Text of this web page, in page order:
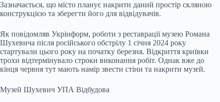
Зазначається, що місто планує накрити даний простір скляною
конструкцією та зберегти його для відвідувачів.
Як повідомляв Укрінформ, роботи з реставрації музею Романа
Шухевича після російського обстрілу 1 січня 2024 року
стартували цього року на початку березня. Відкриття криївки
трохи відтермінувало строки виконання робіт. Однак вже до
кінця червня тут мають намір звести стіни та накрити музей.
Музей Шухевич УПА Відбудова